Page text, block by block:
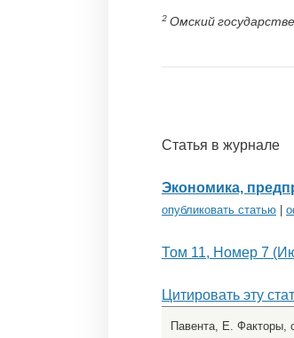
2 Омский
Статья в журнале
Экономика,
опубликовать статью
Том 11, Номер 7
Цитировать эту
Павента, Е. Факторы,